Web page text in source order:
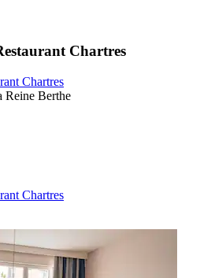
Chartres
Chartres
Reine Berthe
Chartres